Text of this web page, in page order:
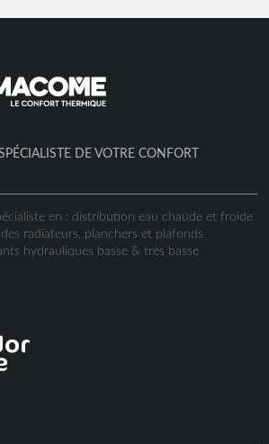
DE VOTRE CONFORT
en : distribution eau chaude et froide
radiateurs, planchers et plafonds
hydrauliques basse & très basse